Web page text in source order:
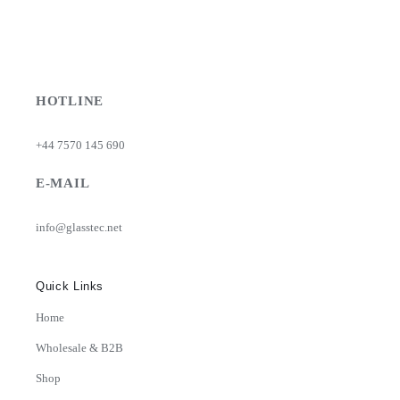
HOTLINE
+44 7570 145 690
E-MAIL
info@glasstec.net
Quick Links
Home
Wholesale & B2B
Shop